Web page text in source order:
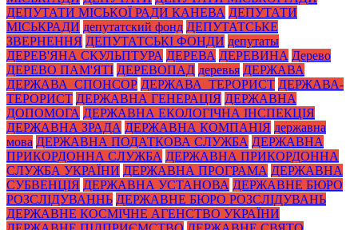
ДЕПУТАТИ МІСЬКОЇ РАДИ КАНЕВА ДЕПУТАТИ
МІСЬКРАДИ депутатский фонд ДЕПУТАТСЬКЕ
ЗВЕРНЕННЯ ДЕПУТАТСЬКІ ФОНДИ депутаты
ДЕРЕВ'ЯНА СКУЛЬПТУРА ДЕРЕВА ДЕРЕВИНА Дерево
ДЕРЕВО ПАМ'ЯТІ ДЕРЕВОПАД деревья ДЕРЖАВА
ДЕРЖАВА_СПОНСОР ДЕРЖАВА_ТЕРОРИСТ ДЕРЖАВА-
ТЕРОРИСТ ДЕРЖАВНА ГЕНЕРАЦІЯ ДЕРЖАВНА
ДОПОМОГА ДЕРЖАВНА ЕКОЛОГІЧНА ІНСПЕКЦІЯ
ДЕРЖАВНА ЗРАДА ДЕРЖАВНА КОМПАНІЯ державна
мова ДЕРЖАВНА ПОДАТКОВА СЛУЖБА ДЕРЖАВНА
ПРИКОРДОННА СЛУЖБА ДЕРЖАВНА ПРИКОРДОННА
СЛУЖБА УКРАЇНИ ДЕРЖАВНА ПРОГРАМА ДЕРЖАВНА
СУБВЕНЦІЯ ДЕРЖАВНА УСТАНОВА ДЕРЖАВНЕ БЮРО
РОЗСЛІДУВАННЬ ДЕРЖАВНЕ БЮРО РОЗСЛІДУВАНЬ
ДЕРЖАВНЕ КОСМІЧНЕ АГЕНСТВО УКРАЇНИ